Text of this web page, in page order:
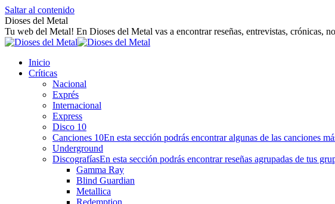
Saltar al contenido
Dioses del Metal
Tu web del Metal! En Dioses del Metal vas a encontrar reseñas, entrevistas, crónicas,
Inicio
Críticas
Nacional
Exprés
Internacional
Express
Disco 10
Canciones 10En esta sección podrás encontrar algunas de las canciones
Underground
DiscografíasEn esta sección podrás encontrar reseñas agrupadas de tus
Gamma Ray
Blind Guardian
Metallica
Redemption